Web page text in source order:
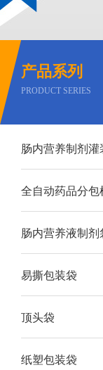
产品系列
PRODUCT SERIES
肠内营养制剂灌
全自动药品分包
肠内营养液制剂
易撕包装袋
顶头袋
纸塑包装袋